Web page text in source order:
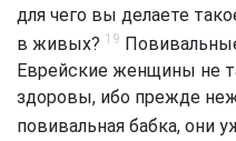
для чего вы делаете
в живых? 19
Еврейские женщины не
здоровы, ибо прежде
повивальная бабка, они